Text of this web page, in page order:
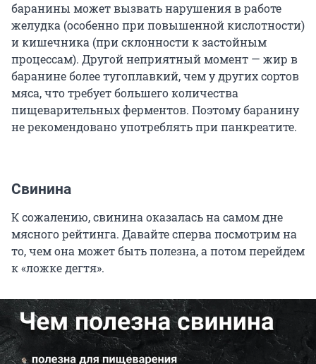
баранины может вызвать нарушения в работе
желудка (особенно при повышенной кислотности)
и кишечника (при склонности к застойным
процессам). Другой неприятный момент — жир в
баранине более тугоплавкий, чем у других сортов
мяса, что требует большего количества
пищеварительных ферментов. Поэтому баранину
не рекомендовано употреблять при панкреатите.
Свинина
К сожалению, свинина оказалась на самом дне
мясного рейтинга. Давайте сперва посмотрим на
то, чем она может быть полезна, а потом перейдем
к «ложке дегтя».